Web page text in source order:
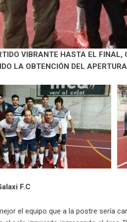
VIBRANTE HASTA EL
LA OBTENCIÓN DEL APERTURA
F.C
el equipo que a la postre sería